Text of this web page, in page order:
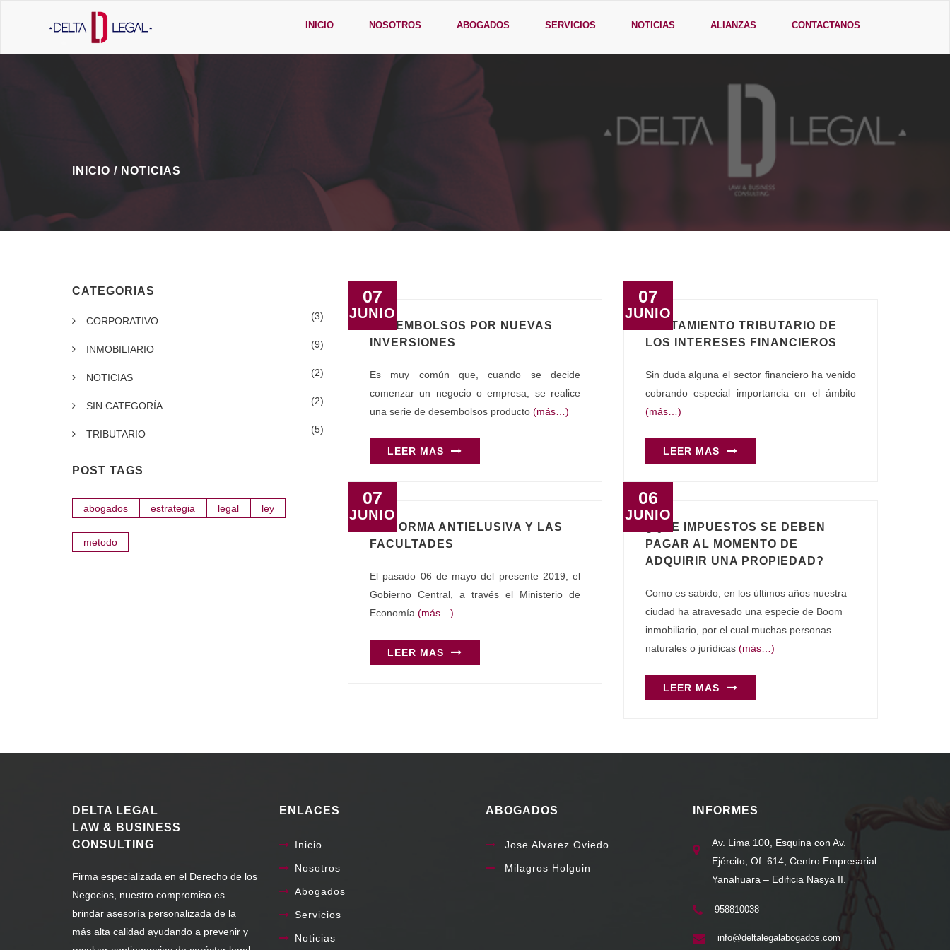
INICIO NOSOTROS ABOGADOS SERVICIOS NOTICIAS ALIANZAS CONTACTANOS
INICIO / NOTICIAS
CATEGORIAS
CORPORATIVO (3)
INMOBILIARIO (9)
NOTICIAS (2)
SIN CATEGORÍA (2)
TRIBUTARIO (5)
POST TAGS
abogados estrategia legal ley
metodo
07
JUNIO
DESEMBOLSOS POR NUEVAS
INVERSIONES
Es muy común que, cuando se decide
comenzar un negocio o empresa, se realice
una serie de desembolsos producto (más…)
LEER MAS
07
JUNIO
TRATAMIENTO TRIBUTARIO DE
LOS INTERESES FINANCIEROS
Sin duda alguna el sector financiero ha venido
cobrando especial importancia en el ámbito
(más…)
LEER MAS
07
JUNIO
LA NORMA ANTIELUSIVA Y LAS
FACULTADES
El pasado 06 de mayo del presente 2019, el
Gobierno Central, a través el Ministerio de
Economía (más…)
LEER MAS
06
JUNIO
¿QUE IMPUESTOS SE DEBEN
PAGAR AL MOMENTO DE
ADQUIRIR UNA PROPIEDAD?
Como es sabido, en los últimos años nuestra
ciudad ha atravesado una especie de Boom
inmobiliario, por el cual muchas personas
naturales o jurídicas (más…)
LEER MAS
DELTA LEGAL
LAW & BUSINESS
CONSULTING
Firma especializada en el Derecho de los
Negocios, nuestro compromiso es
brindar asesoría personalizada de la
más alta calidad ayudando a prevenir y
ENLACES
Inicio
Nosotros
Abogados
Servicios
Noticias
ABOGADOS
Jose Alvarez Oviedo
Milagros Holguin
INFORMES
Av. Lima 100, Esquina con Av.
Ejército, Of. 614, Centro Empresarial
Yanahuara – Edificia Nasya II.
958810038
info@deltalegalabogados.com